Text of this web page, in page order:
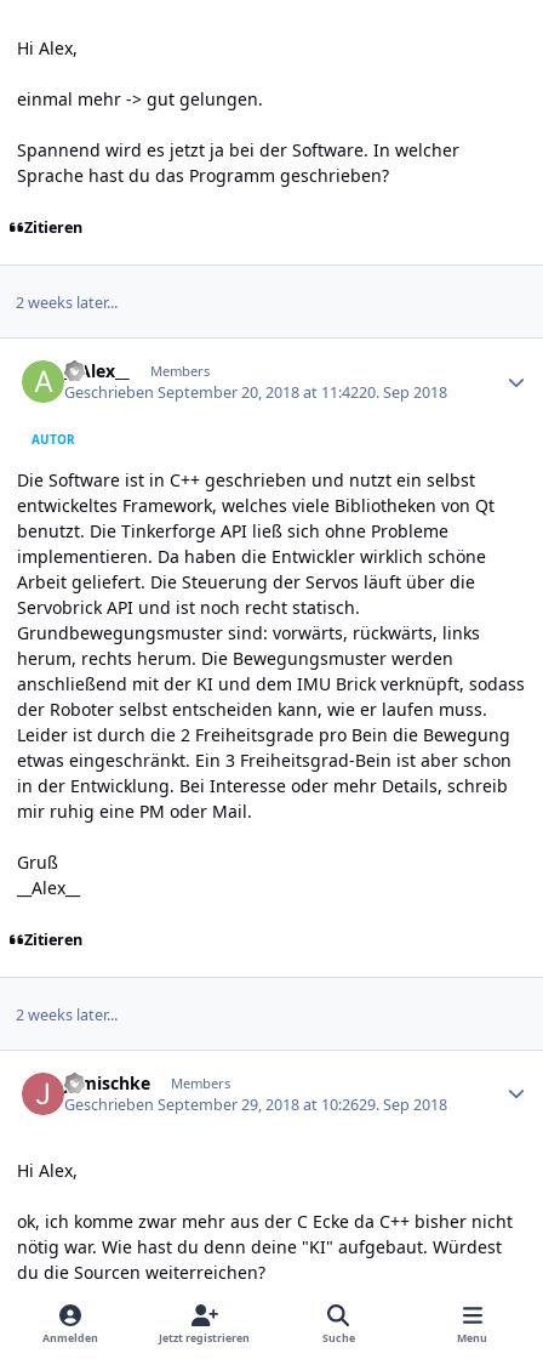
Hi Alex,
einmal mehr -> gut gelungen.
Spannend wird es jetzt ja bei der Software. In welcher
Sprache hast du das Programm geschrieben?
Zitieren
2 weeks later...
__Alex__ Members
GeschriebenSeptember 20, 2018 at 11:4220. Sep 2018
AUTOR
Die Software ist in C++ geschrieben und nutzt ein selbst
entwickeltes Framework, welches viele Bibliotheken von Qt
benutzt. Die Tinkerforge API ließ sich ohne Probleme
implementieren. Da haben die Entwickler wirklich schöne
Arbeit geliefert. Die Steuerung der Servos läuft über die
Servobrick API und ist noch recht statisch.
Grundbewegungsmuster sind: vorwärts, rückwärts, links
herum, rechts herum. Die Bewegungsmuster werden
anschließend mit der KI und dem IMU Brick verknüpft, sodass
der Roboter selbst entscheiden kann, wie er laufen muss.
Leider ist durch die 2 Freiheitsgrade pro Bein die Bewegung
etwas eingeschränkt. Ein 3 Freiheitsgrad-Bein ist aber schon
in der Entwicklung. Bei Interesse oder mehr Details, schreib
mir ruhig eine PM oder Mail.
Gruß
__Alex__
Zitieren
2 weeks later...
jgmischke Members
GeschriebenSeptember 29, 2018 at 10:2629. Sep 2018
Hi Alex,
ok, ich komme zwar mehr aus der C Ecke da C++ bisher nicht
nötig war. Wie hast du denn deine "KI" aufgebaut. Würdest
du die Sourcen weiterreichen?
Und was würde mich das Teil kosten ( nur das Gehäuse )
wenn ich eins bei dir ordern würde?
Anmelden Jetzt registrieren Suche Menu